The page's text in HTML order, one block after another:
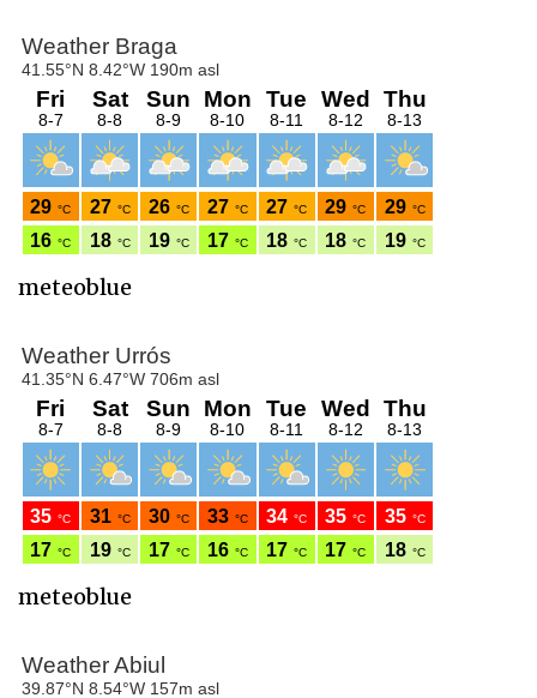
meteoblue
meteoblue